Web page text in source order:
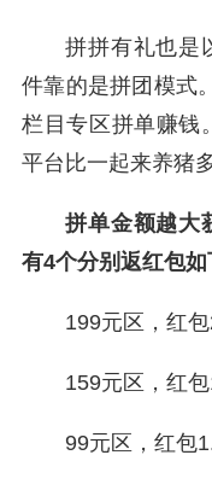
拼拼有礼也是
件靠的是拼团模式
栏目专区拼单赚钱
平台比一起来养猪
拼单金额越大
有4个分别返红包如
199元区，红包
159元区，红包
99元区，红包